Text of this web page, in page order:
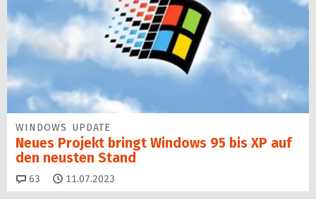
WINDOWS UPDATE
Neues Projekt bringt Windows 95 bis XP auf
den neusten Stand
63 Kommentare
11.07.2023